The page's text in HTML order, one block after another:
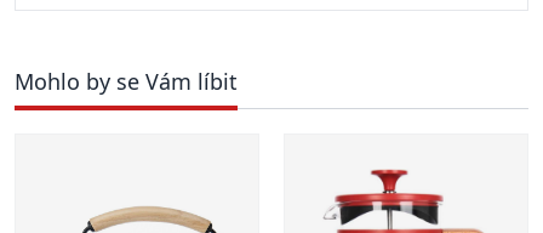
Mohlo by se Vám líbit